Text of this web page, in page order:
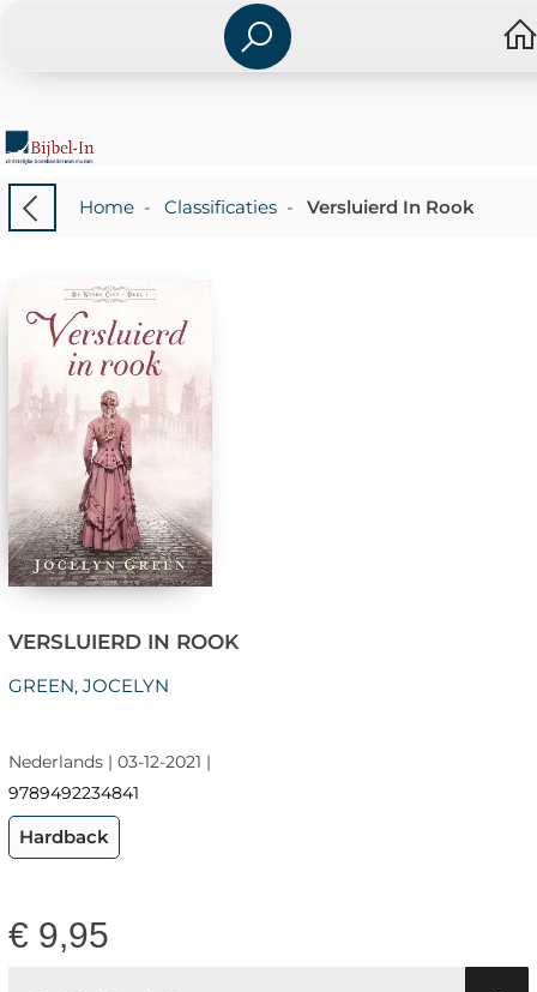
Home- Classificaties- Versluierd In Rook
VERSLUIERD IN ROOK
GREEN, JOCELYN
Nederlands | 03-12-2021 |
9789492234841
Hardback
€ 9,95